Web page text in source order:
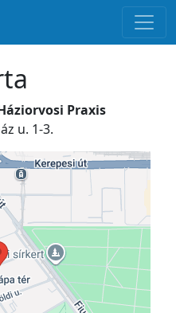
Praxis
u. 1-3.